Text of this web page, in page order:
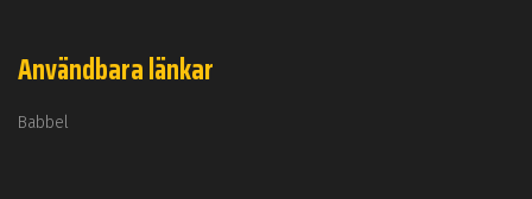
Användbara länkar
Babbel